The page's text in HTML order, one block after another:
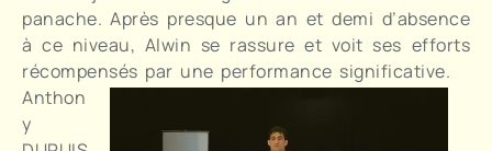
panache. Après presque un an et demi d’absence
à ce niveau, Alwin se rassure et voit ses efforts
récompensés par une performance significative.
Anthon
y